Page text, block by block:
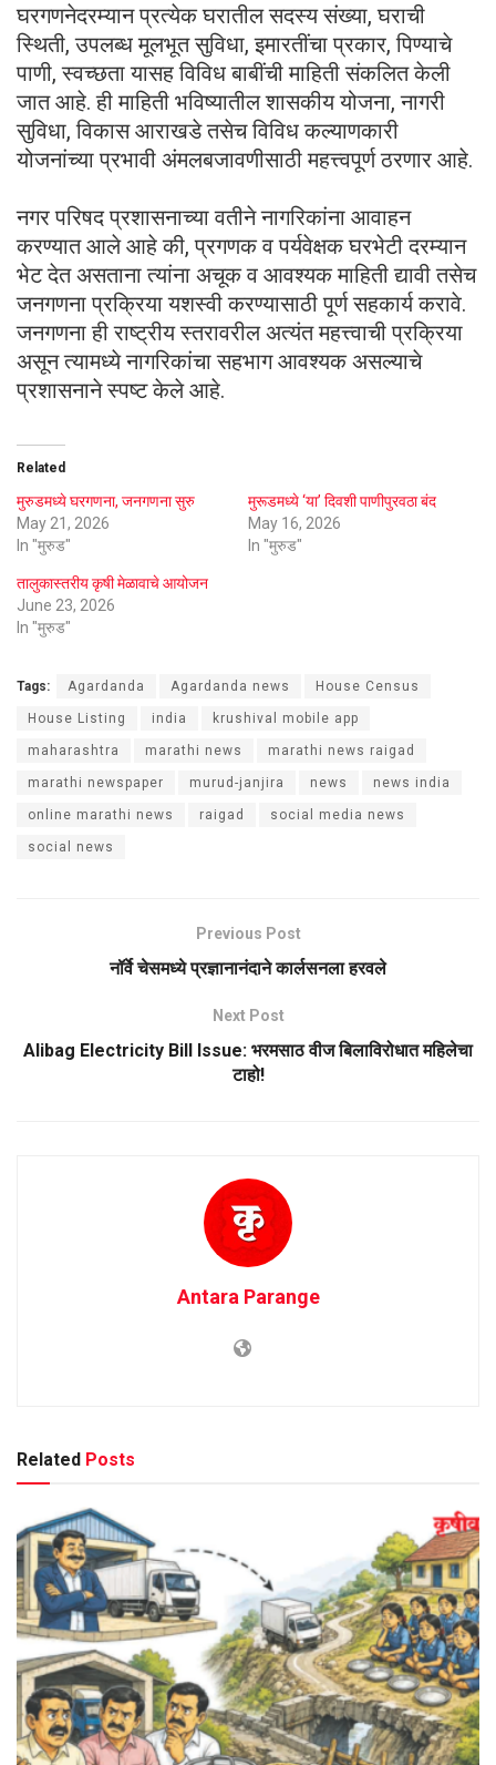
घरगणनेदरम्यान प्रत्येक घरातील सदस्य संख्या, घराची
स्थिती, उपलब्ध मूलभूत सुविधा, इमारतींचा प्रकार, पिण्याचे
पाणी, स्वच्छता यासह विविध बाबींची माहिती संकलित केली
जात आहे. ही माहिती भविष्यातील शासकीय योजना, नागरी
सुविधा, विकास आराखडे तसेच विविध कल्याणकारी
योजनांच्या प्रभावी अंमलबजावणीसाठी महत्त्वपूर्ण ठरणार आहे.
नगर परिषद प्रशासनाच्या वतीने नागरिकांना आवाहन
करण्यात आले आहे की, प्रगणक व पर्यवेक्षक घरभेटी दरम्यान
भेट देत असताना त्यांना अचूक व आवश्यक माहिती द्यावी तसेच
जनगणना प्रक्रिया यशस्वी करण्यासाठी पूर्ण सहकार्य करावे.
जनगणना ही राष्ट्रीय स्तरावरील अत्यंत महत्त्वाची प्रक्रिया
असून त्यामध्ये नागरिकांचा सहभाग आवश्यक असल्याचे
प्रशासनाने स्पष्ट केले आहे.
Related
मुरुडमध्ये घरगणना, जनगणना सुरु
May 21, 2026
In "मुरुड"
मुरूडमध्ये ‘या’ दिवशी पाणीपुरवठा बंद
May 16, 2026
In "मुरुड"
तालुकास्तरीय कृषी मेळावाचे आयोजन
June 23, 2026
In "मुरुड"
Tags: Agardanda Agardanda news House Census
House Listing india krushival mobile app
maharashtra marathi news marathi news raigad
marathi newspaper murud-janjira news news india
online marathi news raigad social media news
social news
Previous Post
नॉर्वे चेसमध्ये प्रज्ञानानंदाने कार्लसनला हरवले
Next Post
Alibag Electricity Bill Issue: भरमसाठ वीज बिलाविरोधात महिलेचा
टाहो!
Antara Parange
Related Posts